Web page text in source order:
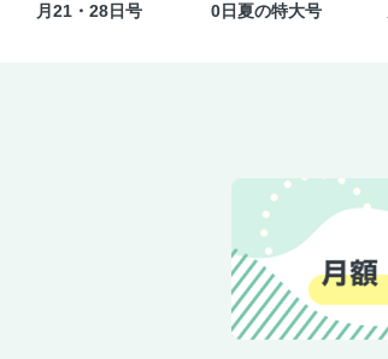
月21・28日号
0日夏の特大号